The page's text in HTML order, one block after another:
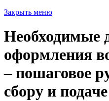
Закрыть меню
Необходимые
оформления
– пошаговое
сбору и подаче